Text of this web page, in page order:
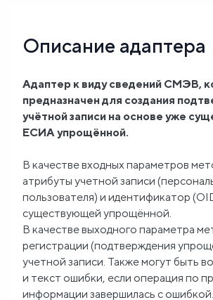
нас
FAQ
Описание адаптера
Адаптер к виду сведений СМЭВ,
предназначен для создания
учётной записи на основе уже
ЕСИА упрощённой.
В качестве входных параметров
атрибуты учетной записи
пользователя) и идентификатор
существующей упрощённой.
В качестве выходного параметра
регистрации (подтверждения
учетной записи. Также могут быть
и текст ошибки, если операция по
информации завершилась с ошибкой.